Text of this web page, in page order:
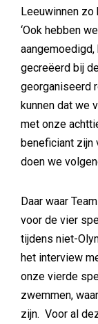
Leeuwinnen
‘Ook hebben
gecreëerd bij
georganiseerd
kunnen dat we
met onze
beneficiant zijn
doen we
Daar waar
voor de vier
tijdens niet-
het interview
onze vierde
zwemmen,
zijn. Voor al